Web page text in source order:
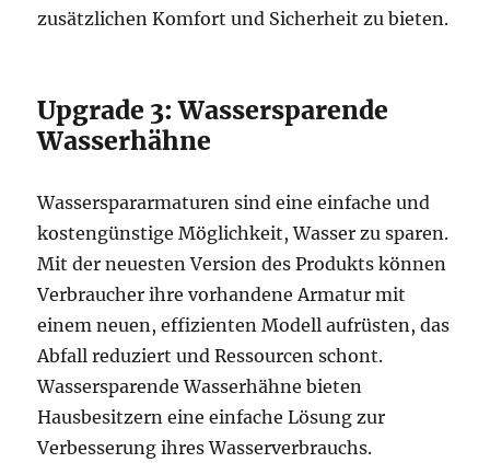
zusätzlichen Komfort und Sicherheit zu bieten.
Upgrade 3: Wassersparende
Wasserhähne
Wasserspararmaturen sind eine einfache und
kostengünstige Möglichkeit, Wasser zu sparen.
Mit der neuesten Version des Produkts können
Verbraucher ihre vorhandene Armatur mit
einem neuen, effizienten Modell aufrüsten, das
Abfall reduziert und Ressourcen schont.
Wassersparende Wasserhähne bieten
Hausbesitzern eine einfache Lösung zur
Verbesserung ihres Wasserverbrauchs.